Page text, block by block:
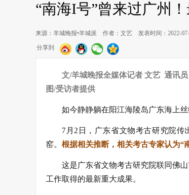
“南海I号”曾来过广州
来源：羊城晚报•羊城派 作者：文艺 发表时间：2022-
分享到
文/羊城晚报全媒体记者 文艺 通讯
图/受访者提供
如今静静躺在阳江海陵岛广东海上
7月2日，广东省文物考古研究院
窑。 根据相关推断，相关考古专家认为“
这是广东省文物考古研究院联同佛
工作取得的最新重大成果。